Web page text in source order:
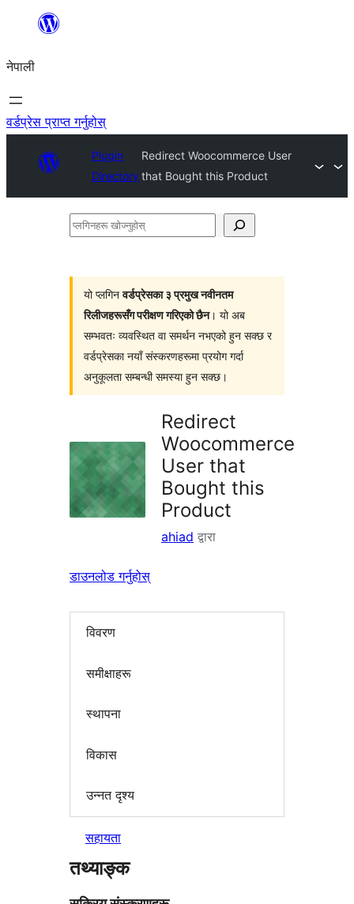
सामग्रीमा
नेपाली
वर्डप्रेस प्राप्त गर्नुहोस्
Plugin
Directory
Redirect Woocommerce User
that Bought this Product
प्लगिनहरू
यो प्लगिनवर्डप्रेसका ३ प्रमुख नवीनतम
रिलीजहरूसँग परीक्षण गरिएको छैन। यो अब
सम्भवतः व्यवस्थित वा समर्थन नभएको हुन सक्छ र
वर्डप्रेसका नयाँ संस्करणहरूमा प्रयोग गर्दा
अनुकूलता सम्बन्धी समस्या हुन सक्छ।
Redirect
Woocommerce
User that
Bought this
Product
ahiad द्वारा
डाउनलोड गर्नुहोस्
विवरण
समीक्षाहरू
स्थापना
विकास
उन्नत दृश्य
सहायता
तथ्याङ्क